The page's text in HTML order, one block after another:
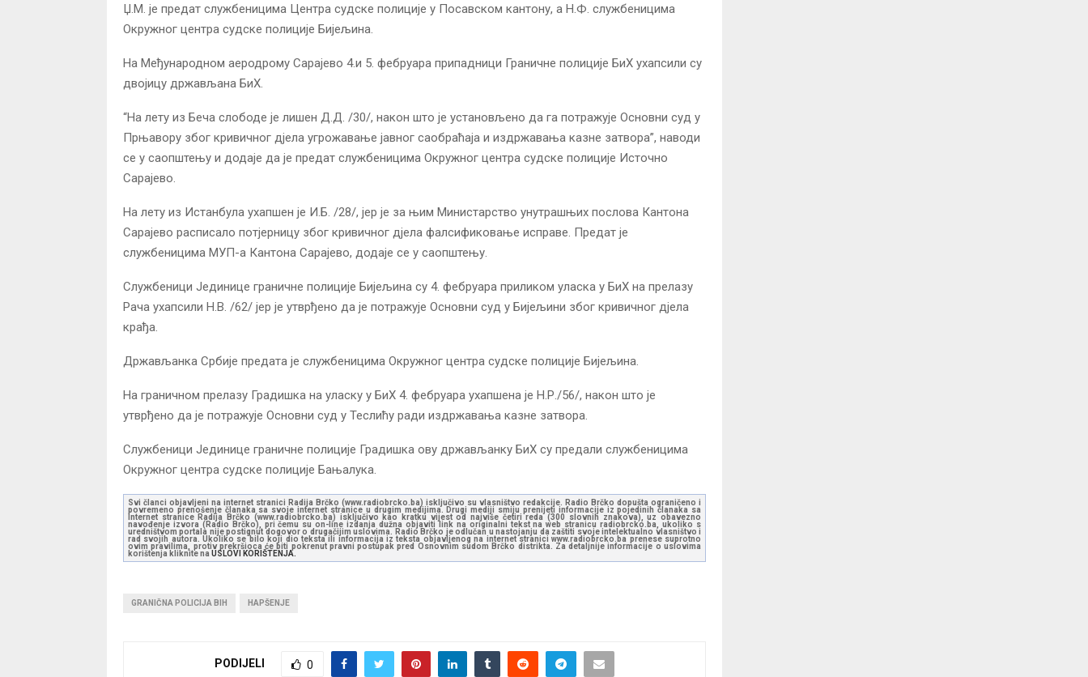
Џ.М. је предат службеницима Центра судске полиције у Посавском кантону, а Н.Ф. службеницима
Окружног центра судске полиције Бијељина.
На Међународном аеродрому Сарајево 4.и 5. фебруара припадници Граничне полиције БиХ ухапсили су
двојицу држављана БиХ.
“На лету из Беча слободе је лишен Д.Д. /30/, након што је установљено да га потражује Основни суд у
Прњавору због кривичног дјела угрожавање јавног саобраћаја и издржавања казне затвора”, наводи
се у саопштењу и додаје да је предат службеницима Окружног центра судске полиције Источно
Сарајево.
На лету из Истанбула ухапшен је И.Б. /28/, јер је за њим Министарство унутрашњих послова Кантона
Сарајево расписало потјерницу због кривичног дјела фалсификовање исправе. Предат је
службеницима МУП-а Кантона Сарајево, додаје се у саопштењу.
Службеници Јединице граничне полиције Бијељина су 4. фебруара приликом уласка у БиХ на прелазу
Рача ухапсили Н.В. /62/ јер је утврђено да је потражује Основни суд у Бијељини због кривичног дјела
крађа.
Држављанка Србије предата је службеницима Окружног центра судске полиције Бијељина.
На граничном прелазу Градишка на уласку у БиХ 4. фебруара ухапшена је Н.Р./56/, након што је
утврђено да је потражује Основни суд у Теслићу ради издржавања казне затвора.
Службеници Јединице граничне полиције Градишка ову држављанку БиХ су предали службеницима
Окружног центра судске полиције Бањалука.
Svi članci objavljeni na internet stranici Radija Brčko (www.radiobrcko.ba) isključivo su vlasništvo redakcije. Radio Brčko dopušta ograničeno i
povremeno prenošenje članaka sa svoje internet stranice u drugim medijima. Drugi mediji smiju prenijeti informacije iz pojedinih članaka sa
Internet stranice Radija Brčko (www.radiobrcko.ba) isključivo kao kratku vijest od najviše četiri reda (300 slovnih znakova), uz obavezno
navođenje izvora (Radio Brčko), pri čemu su on-line izdanja dužna objaviti link na originalni tekst na web stranicu radiobrcko.ba, ukoliko s
uredništvom portala nije postignut dogovor o drugačijim uslovima. Radio Brčko je odlučan u nastojanju da zaštiti svoje intelektualno vlasništvo i
rad svojih autora. Ukoliko se bilo koji dio teksta ili informacija iz teksta objavljenog na internet stranici www.radiobrcko.ba prenese suprotno
ovim pravilima, protiv prekršioca će biti pokrenut pravni postupak pred Osnovnim sudom Brčko distrikta. Za detaljnije informacije o uslovima
korištenja kliknite na USLOVI KORIŠTENJA.
GRANIČNA POLICIJA BIH HAPŠENJE
PODIJELI 0